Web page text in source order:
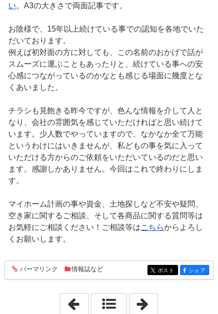
い。A3の大きさで両面記事です。
お陰様で、15年以上続けている事での認知を各地でいた
だいております。
例えば初対面の方に対しても、この名前のおかげで話が
スムーズに運ぶこともあったりと、続けている事への安
心感につながっているのかなとも感じる場面に幾度とな
くあいました。
チラシも見飽きる昨今ですが、色んな情報を介して人と
なり、会社の雰囲気を感じていただければと思い続けて
います。少人数でやっていますので、なかなか全て万能
というわけにはいきませんが、私どもの事を気に入って
いただける方からのご依頼をいただいているのだと思い
ます。感謝しかありません。今回はこれで終わりにしま
す。
マイホーム計画の事や資金、土地探しなど不安や疑問、
空き家に関するご相談、そして各商品に関する質問等は
お気軽にご相談ください！ご相談等はこちらからよろし
くお願いします。
entry1231
パーマリンク 情報誌など entry1231
ポスト entry1231
シェア
「2022年6月29日」